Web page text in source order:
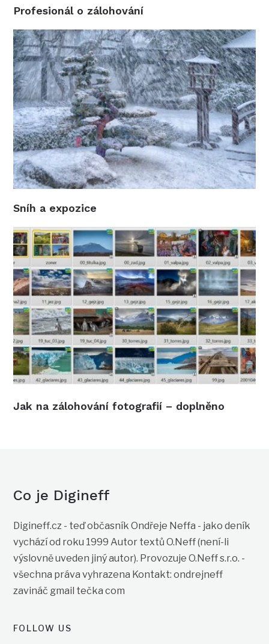
Profesionál o zálohování
Sníh a expozice
Jak na zálohování fotografií – doplněno
Co je Digineff
Digineff.cz - teď občasník Ondřeje Neffa - jako deník
vychází od roku 1999 Autor textů O.Neff (není-li
výslovně uveden jiný autor). Provozuje O.Neff s.r.o. -
všechna práva vyhrazena Kontakt: ondrejneff
zavináč gmail tečka com
FOLLOW US